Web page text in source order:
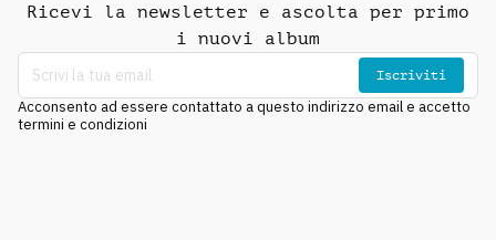
Ricevi la newsletter e ascolta per primo
i nuovi album
Iscriviti
Acconsento ad essere contattato a questo indirizzo email e accetto
termini e condizioni